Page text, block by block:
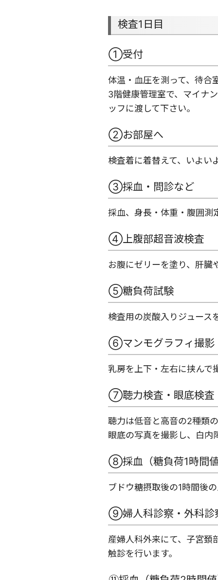
検査1日目
①受付
体温・血圧を測って、待合
3階健康管理室で、マイナ
ッフに渡して下さい。
②お部屋へ
検査着に着替えて、いよい
③採血・問診など
採血、身長・体重・腹囲測
④上腹部超音波検査
お腹にゼリーを塗り、肝臓
⑤糖負荷試験
検査用の炭酸入りジュース
⑥マンモグラフィ撮影
乳房を上下・左右に挟んで
⑦聴力検査・眼底検査
聴力は低音と高音の2種類
眼底の写真を撮影し、白内
⑧採血（糖負荷1時間
ブドウ糖摂取後の1時間後
⑨婦人科診察・外科診
産婦人科外来にて、子宮頚
触診を行います。